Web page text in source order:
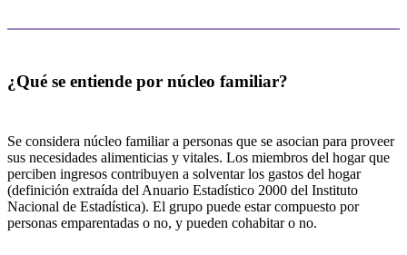
¿Qué se entiende por núcleo familiar?
Se considera núcleo familiar a personas que se asocian para proveer
sus necesidades alimenticias y vitales. Los miembros del hogar que
perciben ingresos contribuyen a solventar los gastos del hogar
(definición extraída del Anuario Estadístico 2000 del Instituto
Nacional de Estadística). El grupo puede estar compuesto por
personas emparentadas o no, y pueden cohabitar o no.